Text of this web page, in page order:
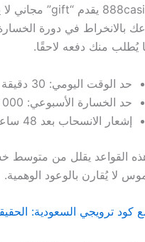
بالانخراط في دورة
منك دفعه لاحقًا.
حد الوقت اليومي: 30 دقيقة
حد الخسارة الأسبوعي: 2 000 ر.
إشعار الانسحاب بعد 48 ساعة
لا يُقارن بالوعود الوهمية.
كود ترويجي السعودية: